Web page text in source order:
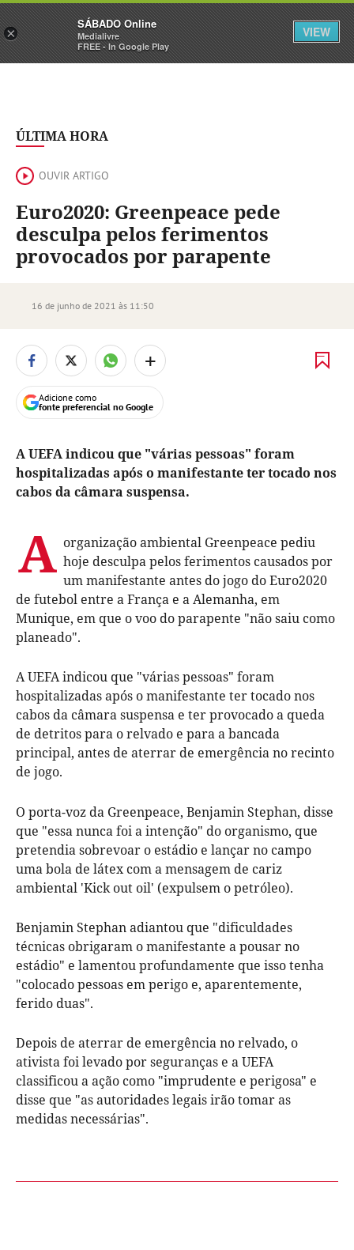
Sábado Assine Iniciar Sessão
ÚLTIMA HORA
OUVIR ARTIGO
Euro2020: Greenpeace pede
desculpa pelos ferimentos
provocados por parapente
16 de junho de 2021 às 11:50
+
Adicione como
fonte preferencial no Google
A UEFA indicou que "várias pessoas" foram
hospitalizadas após o manifestante ter tocado nos
cabos da câmara suspensa.
A organização ambiental Greenpeace pediu
hoje desculpa pelos ferimentos causados por
um manifestante antes do jogo do Euro2020
de futebol entre a França e a Alemanha, em
Munique, em que o voo do parapente "não saiu como
planeado".
A UEFA indicou que "várias pessoas" foram
hospitalizadas após o manifestante ter tocado nos
cabos da câmara suspensa e ter provocado a queda
de detritos para o relvado e para a bancada
principal, antes de aterrar de emergência no recinto
de jogo.
O porta-voz da Greenpeace, Benjamin Stephan, disse
que "essa nunca foi a intenção" do organismo, que
pretendia sobrevoar o estádio e lançar no campo
uma bola de látex com a mensagem de cariz
ambiental 'Kick out oil' (expulsem o petróleo).
Benjamin Stephan adiantou que "dificuldades
técnicas obrigaram o manifestante a pousar no
estádio" e lamentou profundamente que isso tenha
"colocado pessoas em perigo e, aparentemente,
ferido duas".
Depois de aterrar de emergência no relvado, o
ativista foi levado por seguranças e a UEFA
classificou a ação como "imprudente e perigosa" e
disse que "as autoridades legais irão tomar as
medidas necessárias".
×
SÁBADO Online
Medialivre
FREE - In Google Play
VIEW